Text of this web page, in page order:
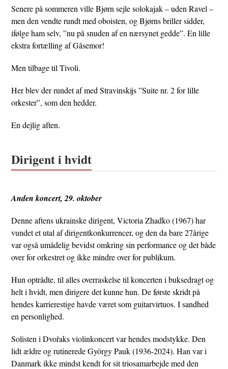
Senere på sommeren ville Bjørn sejle solokajak – uden Ravel –
men den vendte rundt med oboisten, og Bjørns briller sidder,
ifølge ham selv, ”nu på snuden af en nærsynet gedde”. En lille
ekstra fortælling af Gåsemor!
Men tilbage til Tivoli.
Her blev der rundet af med Stravinskijs ”Suite nr. 2 for lille
orkester”, som den hedder.
En dejlig aften.
Dirigent i hvidt
Anden koncert, 29. oktober
Denne aftens ukrainske dirigent, Victoria Zhadko (1967) har
vundet et utal af dirigentkonkurrencer, og den da bare 27årige
var også umådelig bevidst omkring sin performance og det både
over for orkestret og ikke mindre over for publikum.
Hun optrådte, til alles overraskelse til koncerten i buksedragt og
helt i hvidt, men dirigere det kunne hun. De første skridt på
hendes karrierestige havde været som guitarvirtuos. I sandhed
en personlighed.
Solisten i Dvořaks violinkoncert var hendes modstykke. Den
lidt ældre og rutinerede György Pauk (1936-2024). Han var i
Danmark ikke mindst kendt for sit triosamarbejde med den